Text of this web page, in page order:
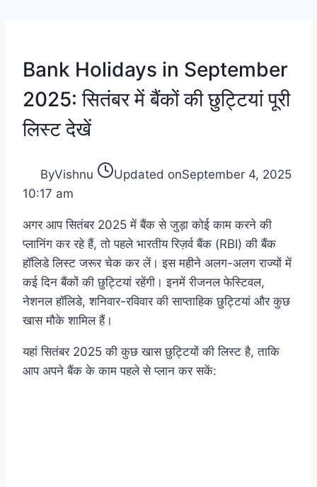
Bank Holidays in September
2025: सितंबर में बैंकों की छुट्टियां पूरी
लिस्ट देखें
ByVishnu Updated onSeptember 4, 2025
10:17 am
अगर आप सितंबर 2025 में बैंक से जुड़ा कोई काम करने की
प्लानिंग कर रहे हैं, तो पहले भारतीय रिज़र्व बैंक (RBI) की बैंक
हॉलिडे लिस्ट जरूर चेक कर लें। इस महीने अलग-अलग राज्यों में
कई दिन बैंकों की छुट्टियां रहेंगी। इनमें रीजनल फेस्टिवल,
नेशनल हॉलिडे, शनिवार-रविवार की साप्ताहिक छुट्टियां और कुछ
खास मौके शामिल हैं।
यहां सितंबर 2025 की कुछ खास छुट्टियों की लिस्ट है, ताकि
आप अपने बैंक के काम पहले से प्लान कर सकें: